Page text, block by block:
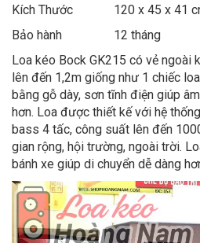
Kích Thước
120 x 45 x 41
Bảo hành
12 tháng
Loa kéo Bock GK215 có vẻ ngoài
lên đến 1,2m giống như 1 chiếc
bằng gỗ dày, sơn tĩnh điện giúp
hơn. Loa được thiết kế với hệ
bass 4 tấc, công suất lên đến
gian rộng, hội trường, ngoài trời.
bánh xe giúp di chuyển dễ dàng